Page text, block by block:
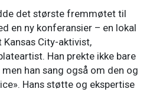
det største fremmøtet til
en ny konferansier – en lokal
City-aktivist,
Han prekte ikke bare
han sang også om den og
Hans støtte og ekspertise